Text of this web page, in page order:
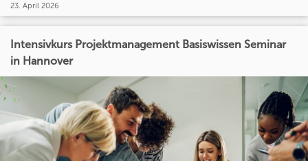
23. April 2026
Intensivkurs Projektmanagement Basiswissen Seminar
in Hannover